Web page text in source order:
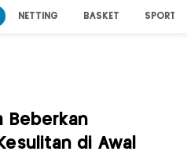
NETTING BASKET SPORT
Beberkan
di Awal